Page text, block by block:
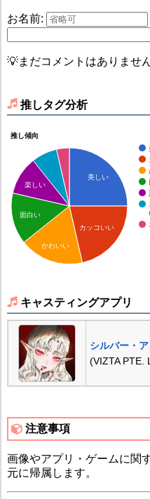
お名前:
💡まだコメントはありませ
推しタグ分析
推し傾向
美しい
カッコいい
楽しい
面白い
かわいい
キャスティングアプリ
シルバー・
(VIZTA PTE.
注意事項
画像やアプリ・ゲームに関
元に帰属します。